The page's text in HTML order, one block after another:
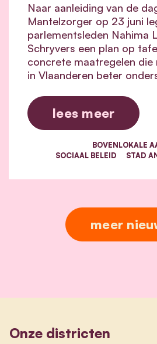
Naar aanleiding van de
Mantelzorger op 23 juni
parlementsleden Nahima
Schryvers een plan op
concrete maatregelen die
in Vlaanderen beter
lees meer
BOVENLOKALE
SOCIAAL BELEID
STAD
meer
Onze districten